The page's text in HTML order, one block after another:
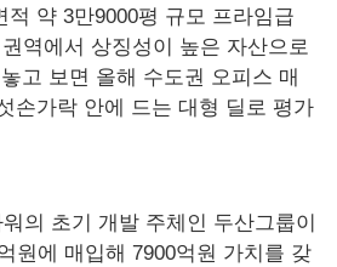
적 약 3만9000평 규모 프라임급
역에서 상징성이 높은 자산으로
고 보면 올해 수도권 오피스 매
손가락 안에 드는 대형 딜로 평가
의 초기 개발 주체인 두산그룹이
원에 매입해 7900억원 가치를 갖